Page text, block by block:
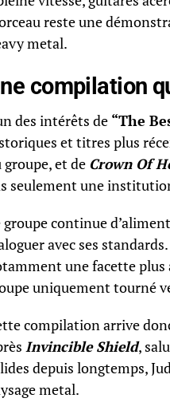
reste une
metal.
compilation
des intérêts de “The
et titres plus
groupe, et de Crown Of
seulement une
groupe continue
avec ses standards.
une facette plus
uniquement tourné
compilation arrive
Invincible Shield,
depuis longtemps,
metal.